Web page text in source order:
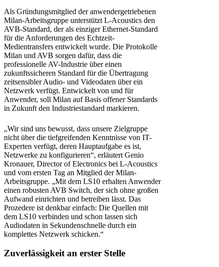
Als Gründungsmitglied der anwendergetriebenen
Milan-Arbeitsgruppe unterstützt L-Acoustics den
AVB-Standard, der als einziger Ethernet-Standard
für die Anforderungen des Echtzeit-
Medientransfers entwickelt wurde. Die Protokolle
Milan und AVB sorgen dafür, dass die
professionelle AV-Industrie über einen
zukunftssicheren Standard für die Übertragung
zeitsensibler Audio- und Videodaten über ein
Netzwerk verfügt. Entwickelt von und für
Anwender, soll Milan auf Basis offener Standards
in Zukunft den Industriestandard markieren.
„Wir sind uns bewusst, dass unsere Zielgruppe
nicht über die tiefgreifenden Kenntnisse von IT-
Experten verfügt, deren Hauptaufgabe es ist,
Netzwerke zu konfigurieren“, erläutert Genio
Kronauer, Director of Electronics bei L-Acoustics
und vom ersten Tag an Mitglied der Milan-
Arbeitsgruppe. „Mit dem LS10 erhalten Anwender
einen robusten AVB Switch, der sich ohne großen
Aufwand einrichten und betreiben lässt. Das
Prozedere ist denkbar einfach: Die Quellen mit
dem LS10 verbinden und schon lassen sich
Audiodaten in Sekundenschnelle durch ein
komplettes Netzwerk schicken.“
Zuverlässigkeit an erster Stelle